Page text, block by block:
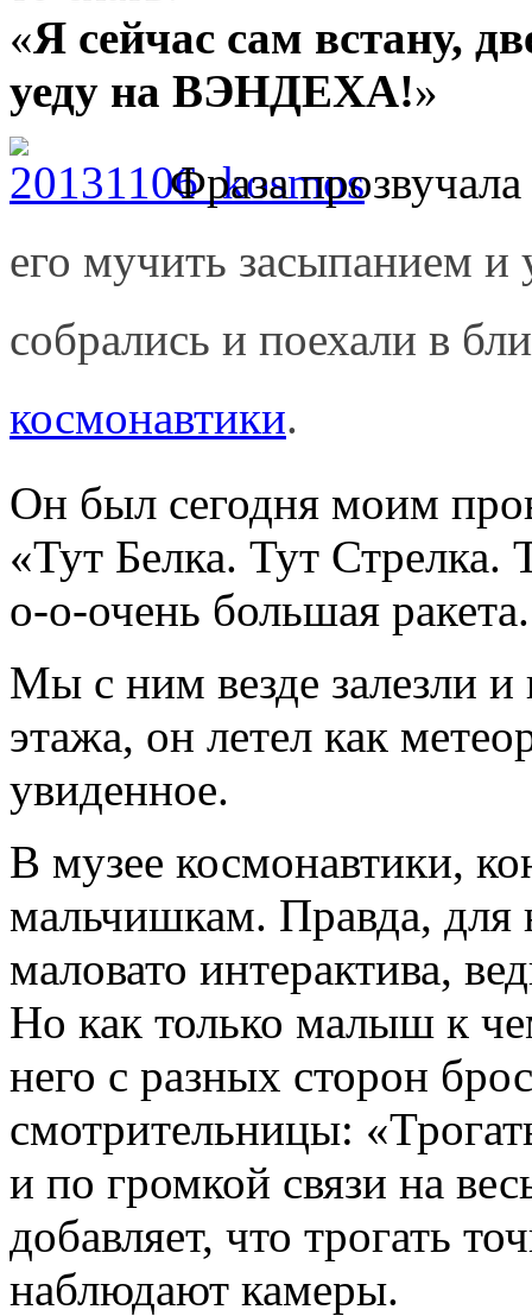
«Я сейчас сам встану,
уеду на ВЭНДЕХА!»
Фраза
его мучить засыпанием
собрались и поехали в
космонавтики.
Он был сегодня моим
«Тут Белка. Тут Стрелка.
о-о-очень большая
Мы с ним везде залезли и
этажа, он летел как
увиденное.
В музее космонавтики,
мальчишкам. Правда, для
маловато интерактива,
Но как только малыш к
него с разных сторон
смотрительницы:
и по громкой связи на
добавляет, что трогать
наблюдают камеры.